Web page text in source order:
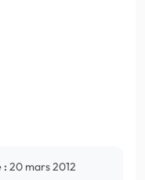
: 20 mars 2012